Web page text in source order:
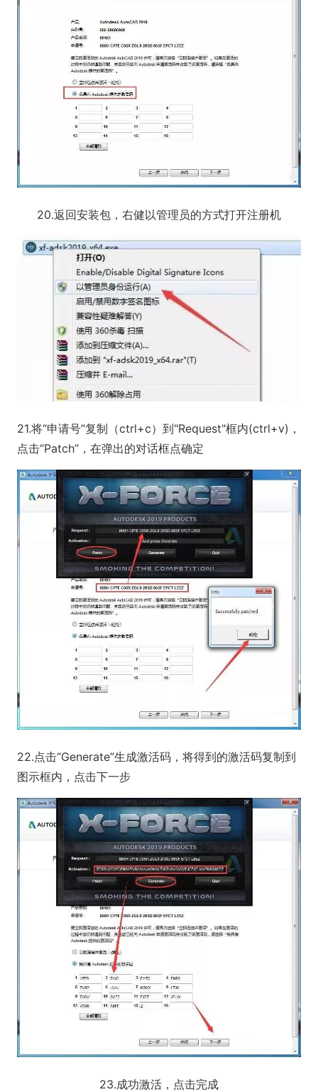
20.返回安装包，右健以管理员的方式打开注册机
21.将“申请号”复制（ctrl+c）到"Request"框内(ctrl+v)，
点击“Patch”，在弹出的对话框点确定
22.点击“Generate”生成激活码，将得到的激活码复制到
图示框内，点击下一步
23.成功激活，点击完成